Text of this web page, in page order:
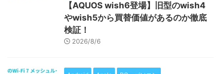
【AQUOS wish6登場】旧型のwish4
やwish5から買替価値があるのか徹底
検証！
2026/8/6